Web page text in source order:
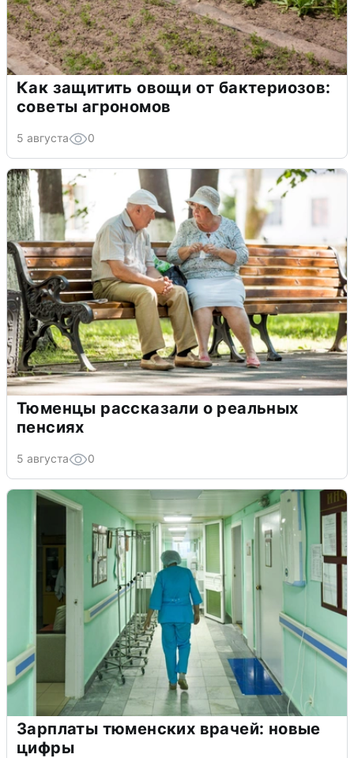
Как защитить овощи от бактериозов:
советы агрономов
5 августа 0
Тюменцы рассказали о реальных
пенсиях
5 августа 0
Зарплаты тюменских врачей: новые
цифры